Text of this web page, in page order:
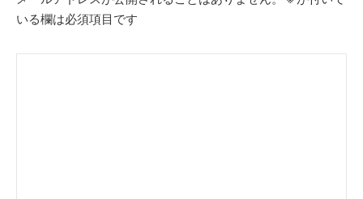
ョ
ン
いる欄は必須項目です